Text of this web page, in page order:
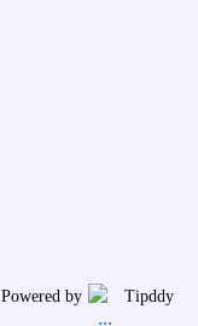
Powered by Tipddy